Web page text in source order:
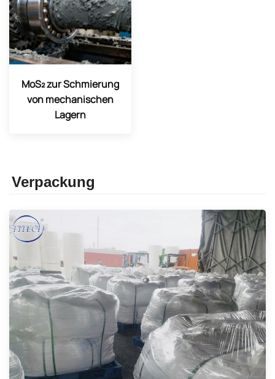
MoS₂ zur Schmierung
von mechanischen
Lagern
Verpackung